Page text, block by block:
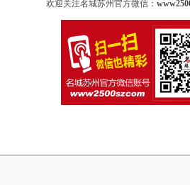
欢迎关注名城苏州官方微信：